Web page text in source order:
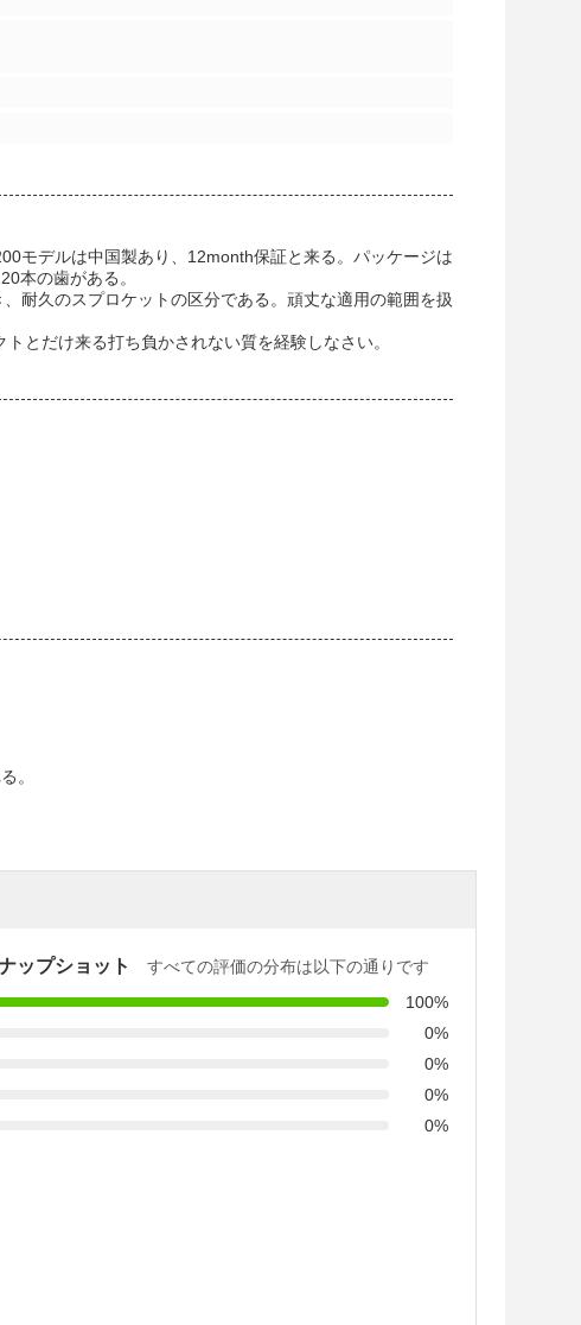
モデルは中国製あり、12month保証と来る。パッケージは
本の歯がある。
耐久のスプロケットの区分である。頑丈な適用の範囲を扱
とだけ来る打ち負かされない質を経験しなさい。
。
ップショット
すべての評価の分布は以下の通りです
100%
0%
0%
0%
0%